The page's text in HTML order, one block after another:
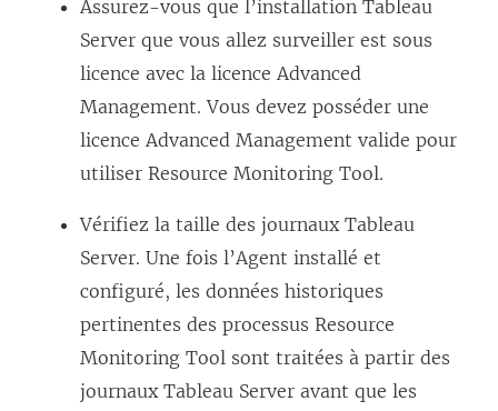
Assurez-vous que l’installation Tableau
Server que vous allez surveiller est sous
licence avec la licence Advanced
Management. Vous devez posséder une
licence Advanced Management valide pour
utiliser Resource Monitoring Tool.
Vérifiez la taille des journaux Tableau
Server. Une fois l’Agent installé et
configuré, les données historiques
pertinentes des processus Resource
Monitoring Tool sont traitées à partir des
journaux Tableau Server avant que les